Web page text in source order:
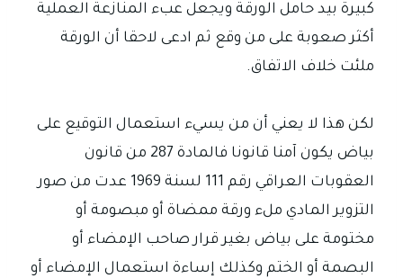
كبيرة بيد حامل الورقة ويجعل عبء المنازعة العملية
أكثر صعوبة على من وقع ثم ادعى لاحقا أن الورقة
ملئت خلاف الاتفاق.
لكن هذا لا يعني أن من يسيء استعمال التوقيع على
بياض يكون آمنا قانونا فالمادة 287 من قانون
العقوبات العراقي رقم 111 لسنة 1969 عدت من صور
التزوير المادي ملء ورقة ممضاة أو مبصومة أو
مختومة على بياض بغير قرار صاحب الإمضاء أو
البصمة أو الختم وكذلك إساءة استعمال الإمضاء أو